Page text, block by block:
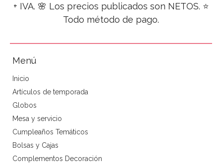
+ IVA. 🌸 Los precios publicados son NETOS. ⭐
Todo método de pago.
Menú
Inicio
Artículos de temporada
Globos
Mesa y servicio
Cumpleaños Temáticos
Bolsas y Cajas
Complementos Decoración